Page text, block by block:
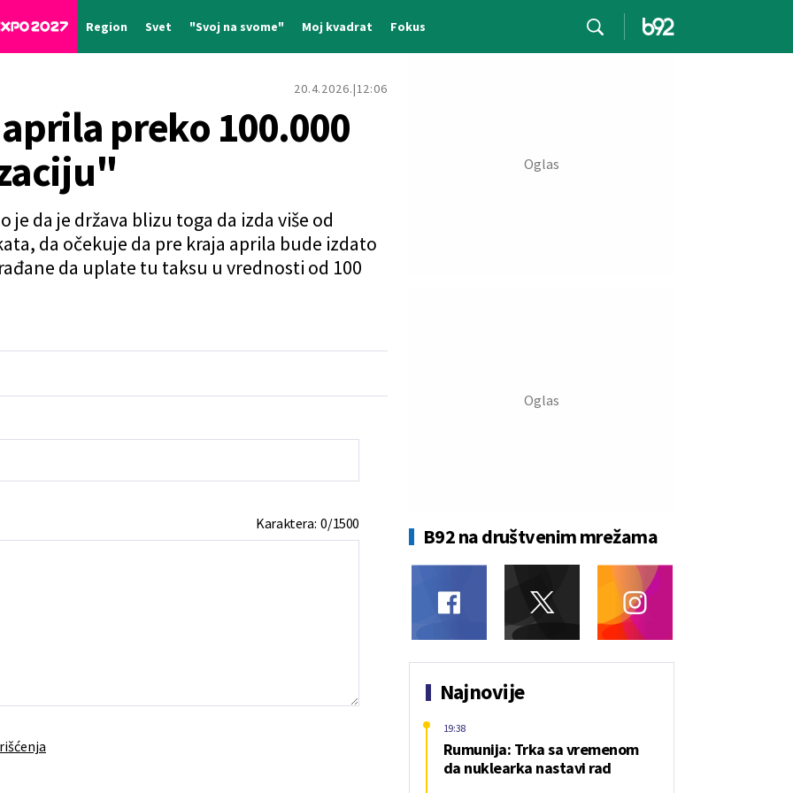
Region Svet "Svoj na svome" Moj kvadrat Fokus
20.4.2026. 12:06
preko 100.000
je da je država blizu toga da izda više od
da očekuje da pre kraja aprila bude izdato
da uplate tu taksu u vrednosti od 100
Karaktera:0/1500
B92 na društvenim mrežama
Najnovije
Rumunija: Trka sa vremenom
da nuklearka nastavi rad
19:38